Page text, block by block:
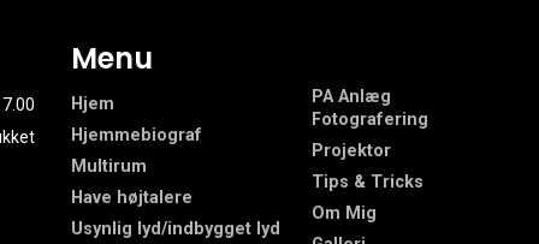
Menu
Hjem
Hjemmebiograf
Multirum
Have højtalere
Usynlig lyd/indbygget lyd
PA Anlæg
Fotografering
Projektor
Tips & Tricks
Om Mig